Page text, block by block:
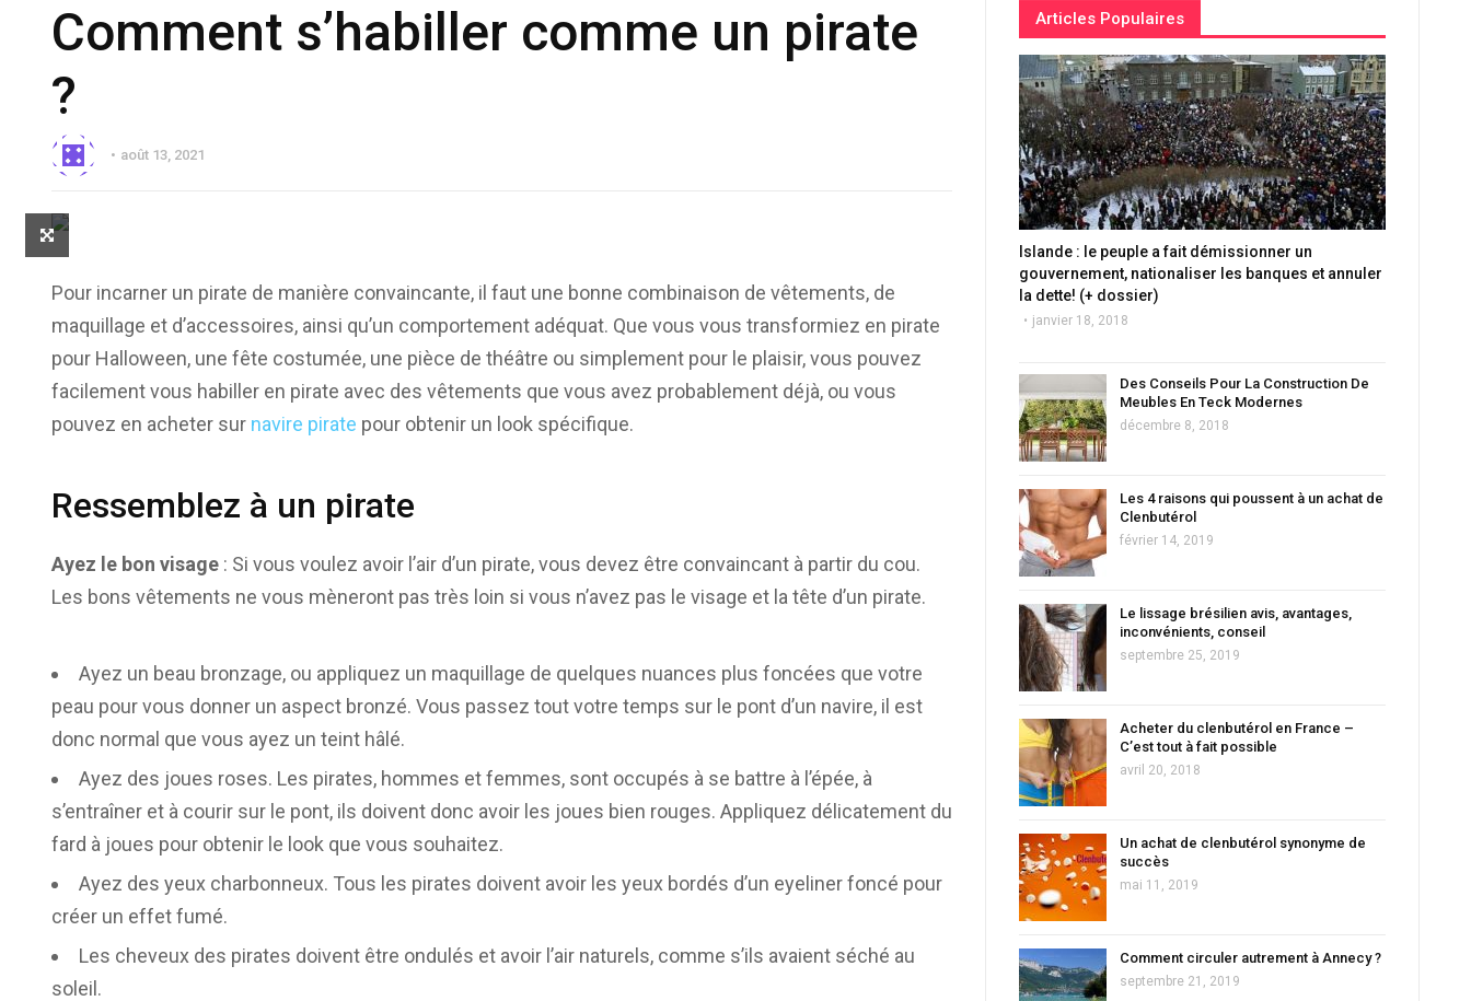
Comment s’habiller comme un pirate
?
août 13, 2021
Pour incarner un pirate de manière convaincante, il faut une bonne combinaison de vêtements, de
maquillage et d’accessoires, ainsi qu’un comportement adéquat. Que vous vous transformiez en pirate
pour Halloween, une fête costumée, une pièce de théâtre ou simplement pour le plaisir, vous pouvez
facilement vous habiller en pirate avec des vêtements que vous avez probablement déjà, ou vous
pouvez en acheter sur navire pirate pour obtenir un look spécifique.
Ressemblez à un pirate
Ayez le bon visage : Si vous voulez avoir l’air d’un pirate, vous devez être convaincant à partir du cou.
Les bons vêtements ne vous mèneront pas très loin si vous n’avez pas le visage et la tête d’un pirate.
Ayez un beau bronzage, ou appliquez un maquillage de quelques nuances plus foncées que votre
peau pour vous donner un aspect bronzé. Vous passez tout votre temps sur le pont d’un navire, il est
donc normal que vous ayez un teint hâlé.
Ayez des joues roses. Les pirates, hommes et femmes, sont occupés à se battre à l’épée, à
s’entraîner et à courir sur le pont, ils doivent donc avoir les joues bien rouges. Appliquez délicatement du
fard à joues pour obtenir le look que vous souhaitez.
Ayez des yeux charbonneux. Tous les pirates doivent avoir les yeux bordés d’un eyeliner foncé pour
créer un effet fumé.
Les cheveux des pirates doivent être ondulés et avoir l’air naturels, comme s’ils avaient séché au
soleil.
Articles Populaires
Islande : le peuple a fait démissionner un
gouvernement, nationaliser les banques et annuler
la dette! (+ dossier)
janvier 18, 2018
Des Conseils Pour La Construction De
Meubles En Teck Modernes
décembre 8, 2018
Les 4 raisons qui poussent à un achat de
Clenbutérol
février 14, 2019
Le lissage brésilien avis, avantages,
inconvénients, conseil
septembre 25, 2019
Acheter du clenbutérol en France –
C’est tout à fait possible
avril 20, 2018
Un achat de clenbutérol synonyme de
succès
mai 11, 2019
Comment circuler autrement à Annecy ?
septembre 21, 2019